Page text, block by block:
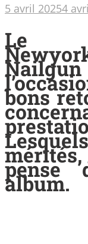
5 avril 20254
Le
bons
pense
album.